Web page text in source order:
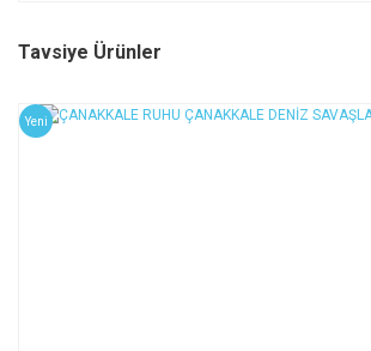
Tavsiye Ürünler
Yeni